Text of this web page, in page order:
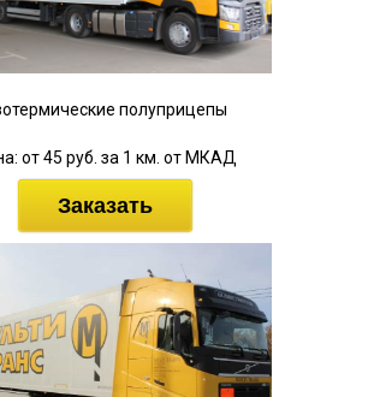
полуприцепы
от 45 руб. за 1 км. от МКАД
Заказать